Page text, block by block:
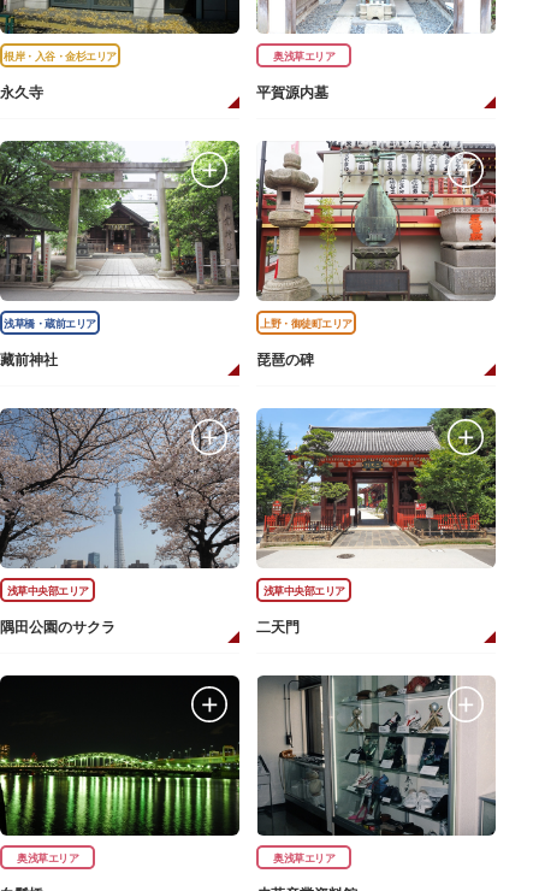
根岸・入谷・金杉エリア
永久寺
奥浅草エリア
平賀源内墓
浅草橋・蔵前エリア
藏前神社
上野・御徒町エリア
琵琶の碑
浅草中央部エリア
隅田公園のサクラ
浅草中央部エリア
二天門
奥浅草エリア 奥浅草エリア